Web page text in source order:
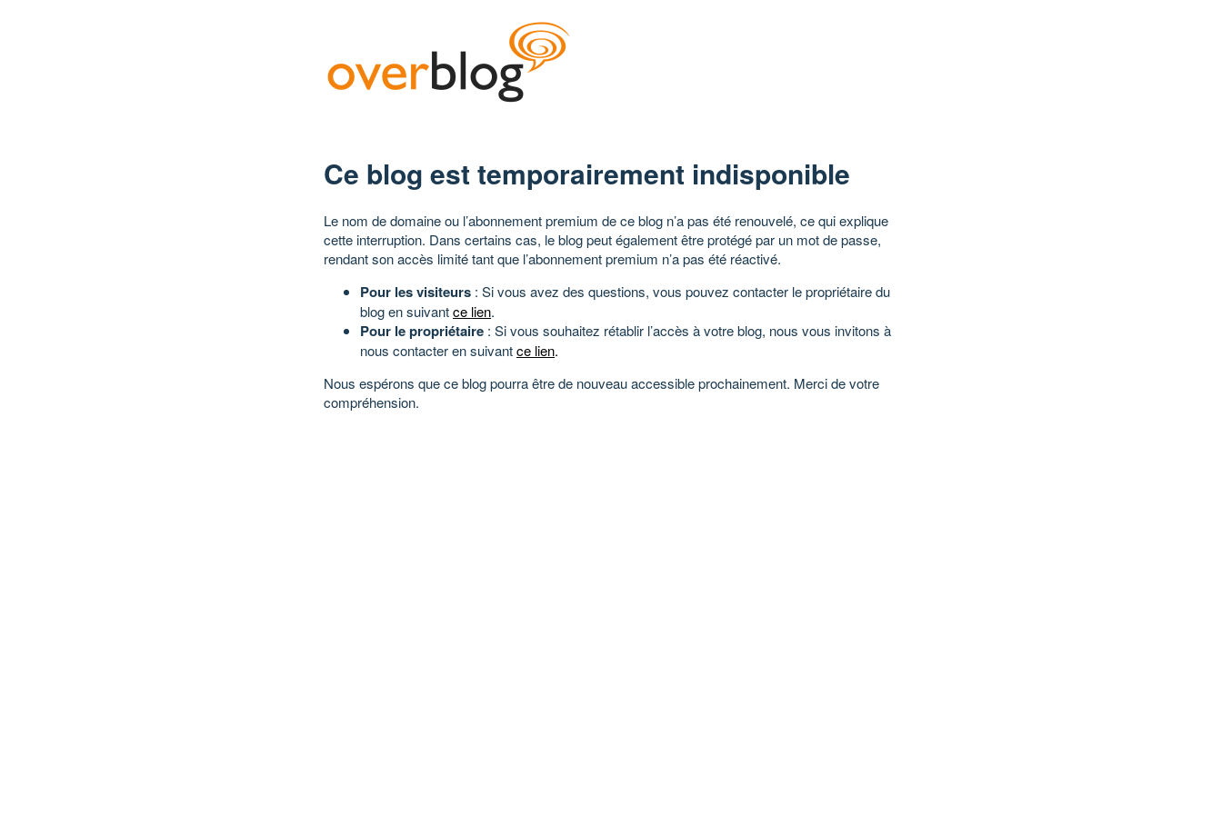
Ce blog est temporairement indisponible
Le nom de domaine ou l’abonnement premium de ce blog n’a pas été renouvelé, ce qui explique
cette interruption. Dans certains cas, le blog peut également être protégé par un mot de passe,
rendant son accès limité tant que l’abonnement premium n’a pas été réactivé.
Pour les visiteurs : Si vous avez des questions, vous pouvez contacter le propriétaire du
blog en suivantce lien.
Pour le propriétaire : Si vous souhaitez rétablir l’accès à votre blog, nous vous invitons à
nous contacter en suivantce lien.
Nous espérons que ce blog pourra être de nouveau accessible prochainement. Merci de votre
compréhension.